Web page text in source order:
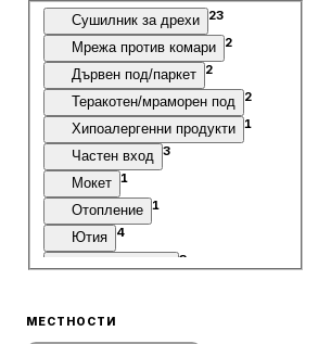
Сушилник за дрехи 23
Мрежа против комари 2
Дървен под/паркет 2
Теракотен/мраморен под 2
Хипоалергенни продукти 1
Частен вход 3
Мокет 1
Отопление 1
Ютия 4
Шумоизолация 3
Контакт до леглото
МЕСТНОСТИ